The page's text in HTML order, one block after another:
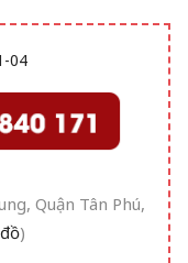
Quận Tân Phú,
)